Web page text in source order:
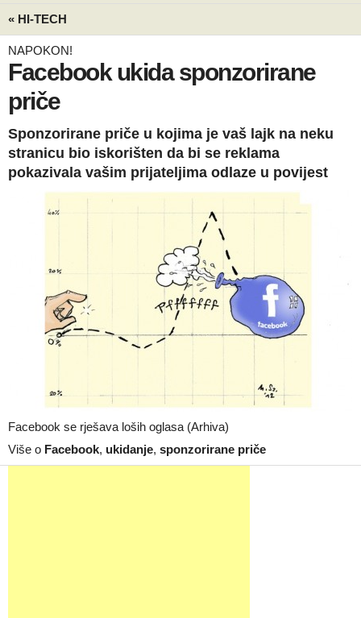
« HI-TECH
NAPOKON!
Facebook ukida sponzorirane
priče
Sponzorirane priče u kojima je vaš lajk na neku
stranicu bio iskorišten da bi se reklama
pokazivala vašim prijateljima odlaze u povijest
Facebook se rješava loših oglasa (Arhiva)
Više o Facebook, ukidanje, sponzorirane priče